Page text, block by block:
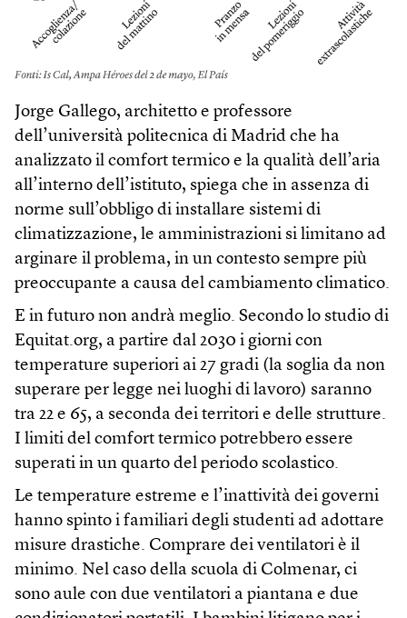
Jorge Gallego, architetto e professore
dell’università politecnica di Madrid che ha
analizzato il comfort termico e la qualità dell’aria
all’interno dell’istituto, spiega che in assenza di
norme sull’obbligo di installare sistemi di
climatizzazione, le amministrazioni si limitano ad
arginare il problema, in un contesto sempre più
preoccupante a causa del cambiamento climatico.
E in futuro non andrà meglio. Secondo lo studio di
Equitat.org, a partire dal 2030 i giorni con
temperature superiori ai 27 gradi (la soglia da non
superare per legge nei luoghi di lavoro) saranno
tra 22 e 65, a seconda dei territori e delle strutture.
I limiti del comfort termico potrebbero essere
superati in un quarto del periodo scolastico.
Le temperature estreme e l’inattività dei governi
hanno spinto i familiari degli studenti ad adottare
misure drastiche. Comprare dei ventilatori è il
minimo. Nel caso della scuola di Colmenar, ci
sono aule con due ventilatori a piantana e due